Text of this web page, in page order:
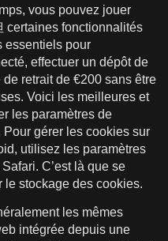
vous pouvez jouer
certaines fonctionnalités
essentiels pour
effectuer un dépôt de
retrait de €200 sans être
Voici les meilleures et
les paramètres de
gérer les cookies sur
utilisez les paramètres
C’est là que se
le stockage des cookies.
les mêmes
intégrée depuis une